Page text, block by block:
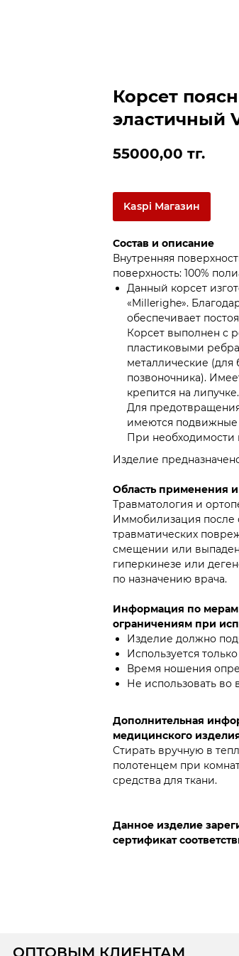
Корсет
эластичный
55000,00 тг.
Kaspi Магазин
Состав и описание
Внутренняя
поверхность: 100%
Данный корсет
«Millerighe».
обеспечивает
Корсет выполнен с
пластиковыми
металлические
позвоночника).
крепится на
Для
имеются подвижные
При необходимости
Изделие
Область применения
Травматология и
Иммобилизация после
травматических
смещении или
гиперкинезе или
по назначению врача.
Информация по мерам
ограничениям при
Изделие должно
Используется
Время ношения
Не использовать во
Дополнительная
медицинского
Стирать вручную в
полотенцем при
средства для ткани.
Данное изделие
сертификат
ОПТОВЫМ КЛИЕНТАМ